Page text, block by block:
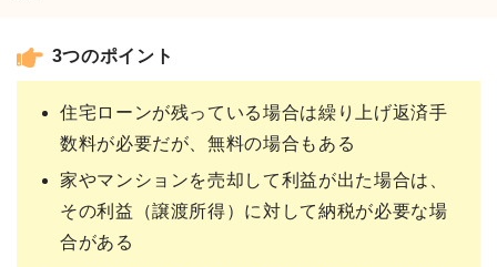
3つのポイント
住宅ローンが残っている場合は繰り上げ返済手
数料が必要だが、無料の場合もある
家やマンションを売却して利益が出た場合は、
その利益（譲渡所得）に対して納税が必要な場
合がある